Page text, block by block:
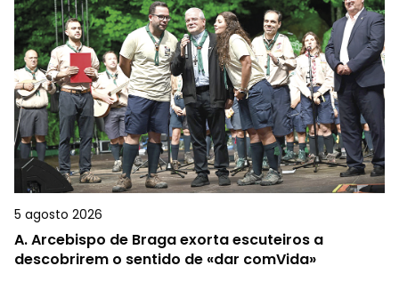
5 agosto 2026
A.Arcebispo de Braga exorta escuteiros a
descobrirem o sentido de «dar comVida»